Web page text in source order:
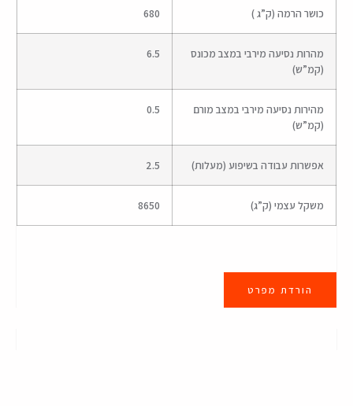
כושר הרמה (ק”ג ) 680
מהרות נסיעה מירבי במצב מכונס
(קמ”ש)
6.5
מהירות נסיעה מירבי במצב מורם
(קמ”ש)
0.5
אפשרות עבודה בשיפוע (מעלות) 2.5
משקל עצמי (ק”ג) 8650
הורדת מפרט